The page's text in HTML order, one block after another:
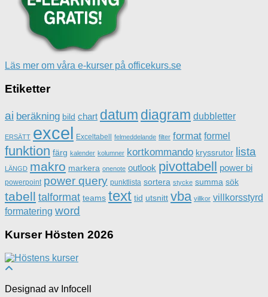
Läs mer om våra e-kurser på officekurs.se
Etiketter
ai beräkning bild chart datum diagram dubbletter
ERSÄTT excel Exceltabell felmeddelande filter format formel
funktion färg kalender kolumner kortkommando kryssrutor lista
LÄNGD makro markera onenote outlook pivottabell power bi
powerpoint power query punktlista sortera stycke summa sök
tabell talformat teams text tid utsnitt vba villkor villkorsstyrd
formatering word
Kurser Hösten 2026
Designad av Infocell